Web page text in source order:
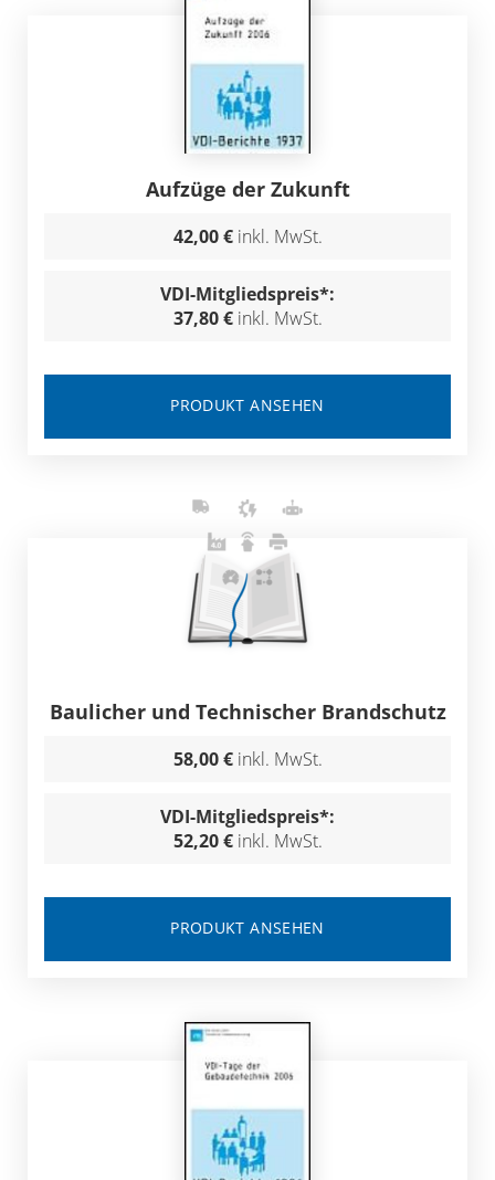
Aufzüge der Zukunft
42,00 € inkl. MwSt.
VDI-Mitgliedspreis*:
37,80 € inkl. MwSt.
PRODUKT ANSEHEN
Baulicher und Technischer Brandschutz
58,00 € inkl. MwSt.
VDI-Mitgliedspreis*:
52,20 € inkl. MwSt.
PRODUKT ANSEHEN